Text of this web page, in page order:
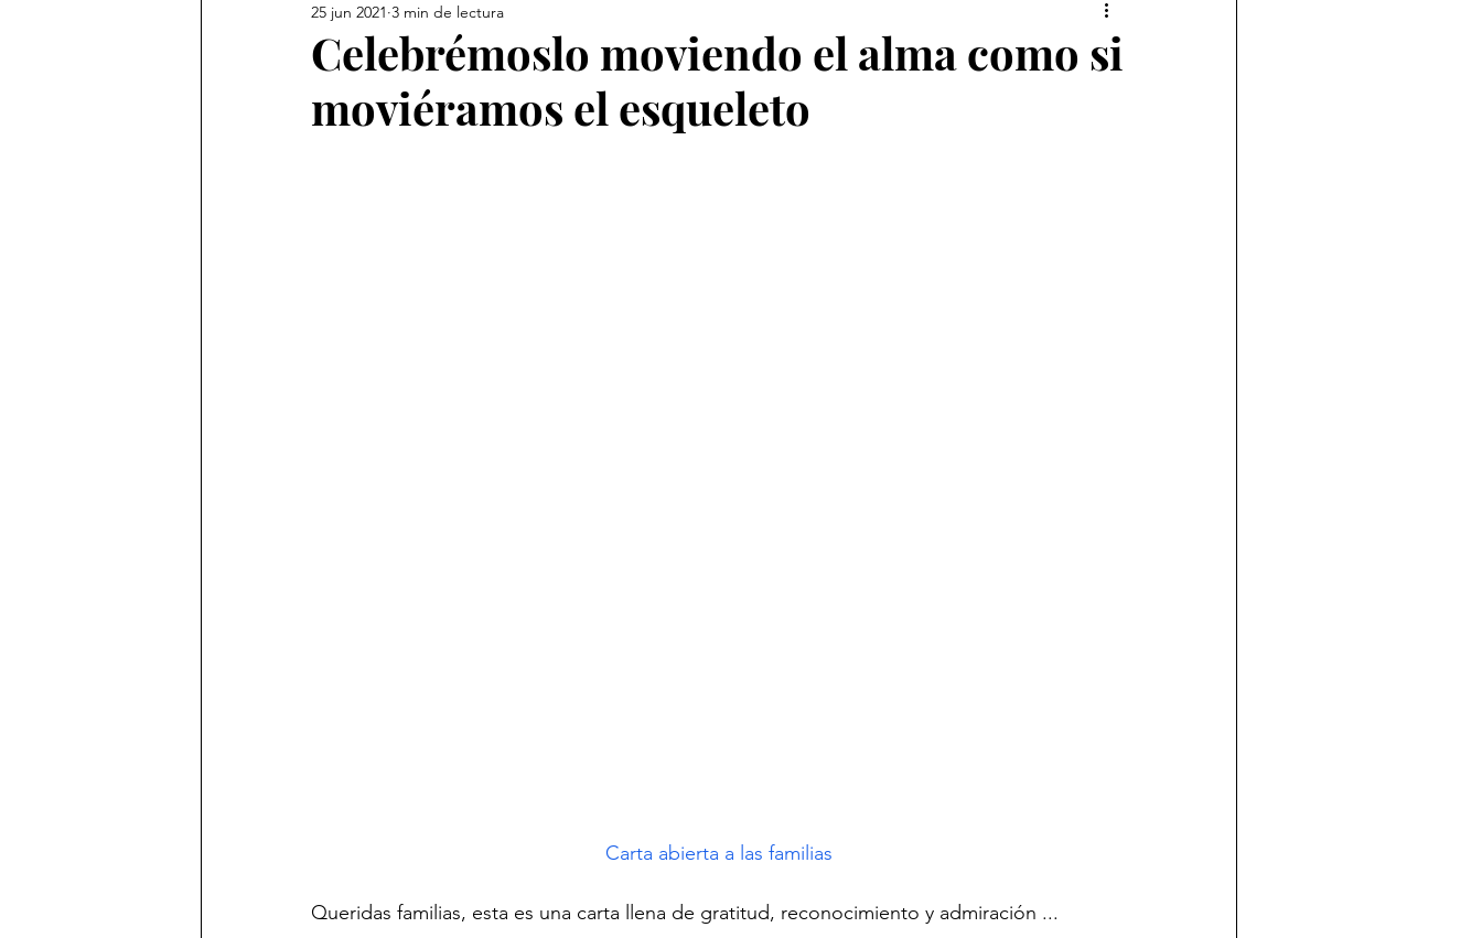
Celebrémoslo moviendo el alma como si
moviéramos el esqueleto
25 jun 2021 3 min de lectura
Carta abierta a las familias
Queridas familias, esta es una carta llena de gratitud, reconocimiento y admiración ...